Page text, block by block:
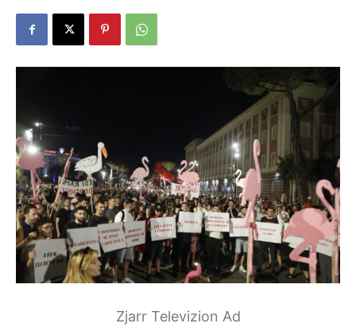
Zjarr Televizion Ad